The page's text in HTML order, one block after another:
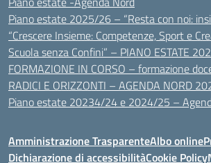
Piano estate 2025/26 – “Resta con noi:
“Crescere Insieme: Competenze, Sport e
Scuola senza Confini” – PIANO ESTATE
FORMAZIONE IN CORSO – formazione
RADICI E ORIZZONTI – AGENDA NORD
Piano estate 20234/24 e 2024/25 –
Amministrazione TrasparenteAlbo online
Dichiarazione di accessibilitàCookie Policy